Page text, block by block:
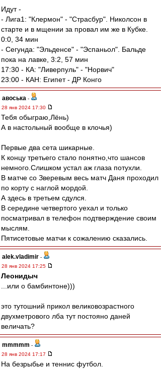
Идут -
- Лига1: "Клермон" - "Страсбур". Николсон в
старте и в мщении за провал им же в Кубке.
0:0, 34 мин
- Сегунда: "Эльденсе" - "Эспаньол". Бальде
пока на лавке, 3:2, 57 мин
17:30 - КА: "Ливерпуль" - "Норвич"
23:00 - КАН: Египет - ДР Конго
авоська -
28 янв 2024 17:30
Тебя обыграю,Лёнь)
А в настольный вообще в клочья)
Первые два сета шикарные.
К концу третьего стало понятно,что шансов
немного.Слишком устал аж глаза потухли.
В матче со Зверевым весь матч Даня проходил
по корту с наглой мордой.
А здесь в третьем сдулся.
В середине четвертого уехал и только
посматривал в телефон подтверждение своим
мыслям.
Пятисетовые матчи к сожалению сказались.
alek.vladimir -
28 янв 2024 17:25
Леонидыч
...или о бамбинтоне)))
это тутошний прикол великовозрастного
двухметрового лба тут постояно даней
величать?
mmmmm -
28 янв 2024 17:17
На безрыбье и теннис футбол.